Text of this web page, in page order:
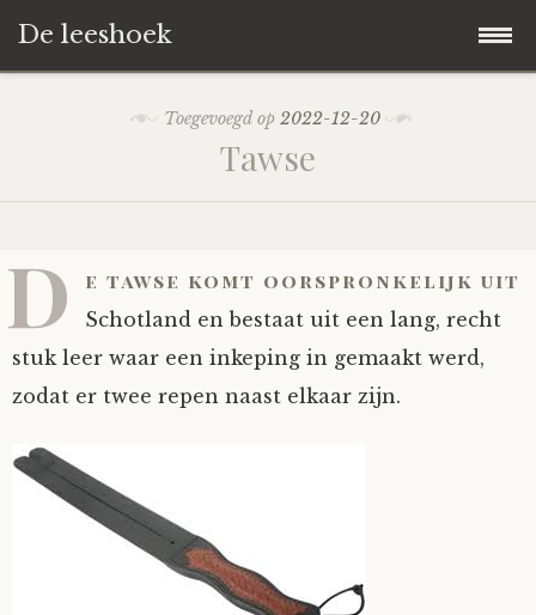
De leeshoek
Wie zijn we?
Nieuw op de site
Woordenboek
De hele kast
Alternatieve straffen
Instrumenten
Op ontdekkingsreis
HD-Archief
Hoe geef je?
Hoe krijg je?
Instrumenten
Alle verhalen
Verhalen van De Leeshoek
Verhalen van de HD-site
Polls
Averechts
Toegevoegd op 2022-12-20
Tawse
D e tawse komt oorspronkelijk uit
Schotland en bestaat uit een lang, recht
stuk leer waar een inkeping in gemaakt werd,
zodat er twee repen naast elkaar zijn.